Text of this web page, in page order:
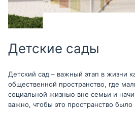
Детские сады
Детский сад – важный этап в жизни
общественной пространство, где
социальной жизнью вне семьи и
важно, чтобы это пространство